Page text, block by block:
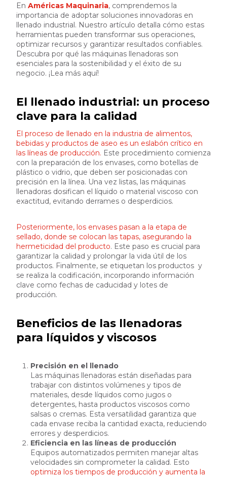
En Américas Maquinaria, comprendemos la
importancia de adoptar soluciones innovadoras en
llenado industrial. Nuestro artículo detalla cómo estas
herramientas pueden transformar sus operaciones,
optimizar recursos y garantizar resultados confiables.
Descubra por qué las máquinas llenadoras son
esenciales para la sostenibilidad y el éxito de su
negocio. ¡Lea más aquí!
El llenado industrial: un proceso
clave para la calidad
El proceso de llenado en la industria de alimentos,
bebidas y productos de aseo es un eslabón crítico en
las líneas de producción. Este procedimiento comienza
con la preparación de los envases, como botellas de
plástico o vidrio, que deben ser posicionadas con
precisión en la línea. Una vez listas, las máquinas
llenadoras dosifican el líquido o material viscoso con
exactitud, evitando derrames o desperdicios.
Posteriormente, los envases pasan a la etapa de
sellado, donde se colocan las tapas, asegurando la
hermeticidad del producto. Este paso es crucial para
garantizar la calidad y prolongar la vida útil de los
productos. Finalmente, se etiquetan los productos y
se realiza la codificación, incorporando información
clave como fechas de caducidad y lotes de
producción.
Beneficios de las llenadoras
para líquidos y viscosos
Precisión en el llenado
Las máquinas llenadoras están diseñadas para
trabajar con distintos volúmenes y tipos de
materiales, desde líquidos como jugos o
detergentes, hasta productos viscosos como
salsas o cremas. Esta versatilidad garantiza que
cada envase reciba la cantidad exacta, reduciendo
errores y desperdicios.
Eficiencia en las líneas de producción
Equipos automatizados permiten manejar altas
velocidades sin comprometer la calidad. Esto
optimiza los tiempos de producción y aumenta la